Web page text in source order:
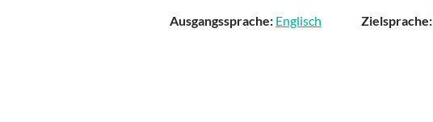
Ausgangssprache: Englisch Zielsprache: